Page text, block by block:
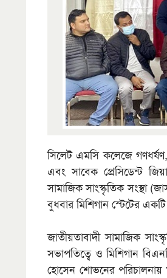
সিলেট এমসি কলেজে গণধর্ষণ,
এবং সাবেক প্রেসিডেন্ট
সামাজিক সাংস্কৃতিক সংস্থা
বুধবার মিশিগান স্টেটের
জাতীয়তাবাদী সামাজিক
সভাপতিত্বে ও মিশিগান
হোসেন শোভনের পরিচালনায়